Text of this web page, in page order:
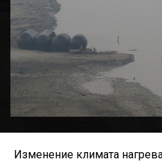
Изменение климата